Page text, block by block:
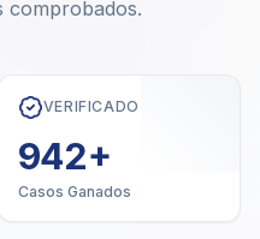
comprobados.
VERIFICADO
1,000
Casos Ganados